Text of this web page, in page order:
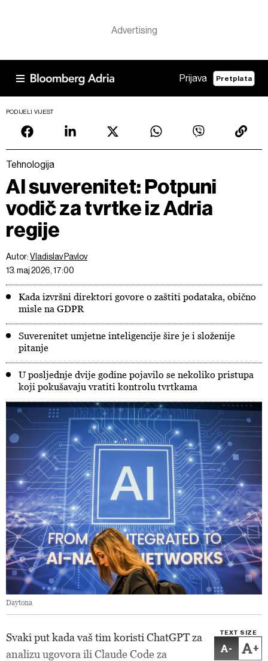
Prijava Pretplata
PODIJELI VIJEST
Tehnologija
AI suverenitet: Potpuni
vodič za tvrtke iz Adria
regije
Autor:Vladislav Pavlov
13. maj 2026, 17:00
Kada izvršni direktori govore o zaštiti podataka, obično
misle na GDPR
Suverenitet umjetne inteligencije šire je i složenije
pitanje
U posljednje dvije godine pojavilo se nekoliko pristupa
koji pokušavaju vratiti kontrolu tvrtkama
Daytona
TEXT SIZE
- +
Svaki put kada vaš tim koristi ChatGPT za
analizu ugovora ili Claude Code za